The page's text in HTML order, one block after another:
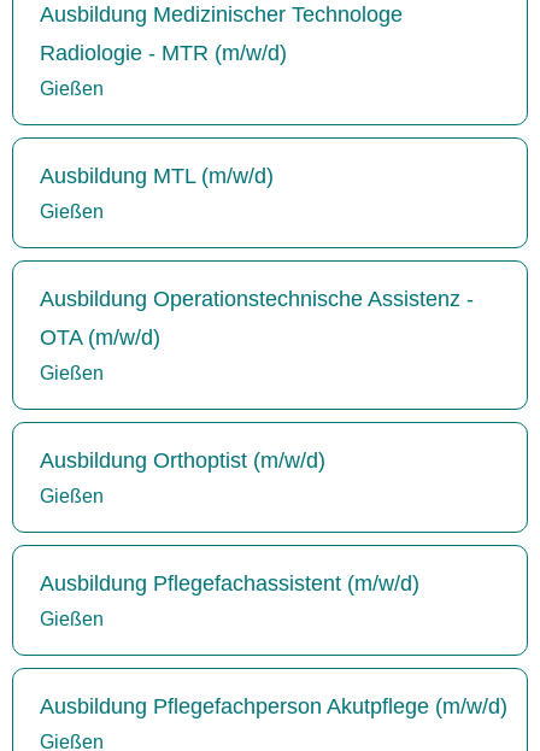
Ausbildung Medizinischer Technologe
Radiologie - MTR (m/w/d)
Gießen
Ausbildung MTL (m/w/d)
Gießen
Ausbildung Operationstechnische Assistenz -
OTA (m/w/d)
Gießen
Ausbildung Orthoptist (m/w/d)
Gießen
Ausbildung Pflegefachassistent (m/w/d)
Gießen
Ausbildung Pflegefachperson Akutpflege (m/w/d)
Gießen